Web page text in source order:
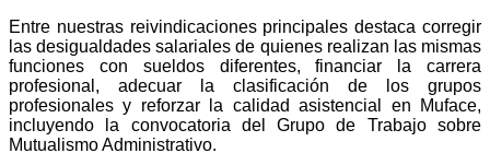
Entre nuestras reivindicaciones principales destaca corregir
las desigualdades salariales de quienes realizan las mismas
funciones con sueldos diferentes, financiar la carrera
profesional, adecuar la clasificación de los grupos
profesionales y reforzar la calidad asistencial en Muface,
incluyendo la convocatoria del Grupo de Trabajo sobre
Mutualismo Administrativo.